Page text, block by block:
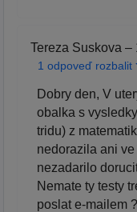
Tereza Suskova –
1 odpoveď rozbalit
Dobry den, V
obalka s
tridu) z
nedorazila ani
nezadarilo
Nemate ty testy
poslat e-mailem